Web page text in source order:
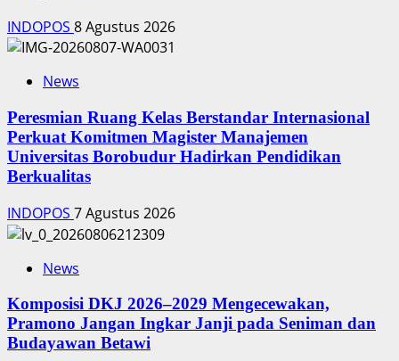
INDOPOS 8 Agustus 2026
News
Peresmian Ruang Kelas Berstandar Internasional
Perkuat Komitmen Magister Manajemen
Universitas Borobudur Hadirkan Pendidikan
Berkualitas
INDOPOS 7 Agustus 2026
News
Komposisi DKJ 2026–2029 Mengecewakan,
Pramono Jangan Ingkar Janji pada Seniman dan
Budayawan Betawi